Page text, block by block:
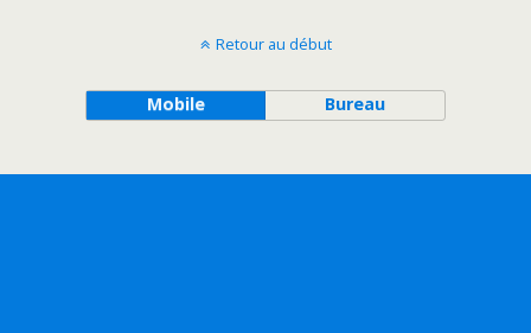
Retour au début
Mobile Bureau